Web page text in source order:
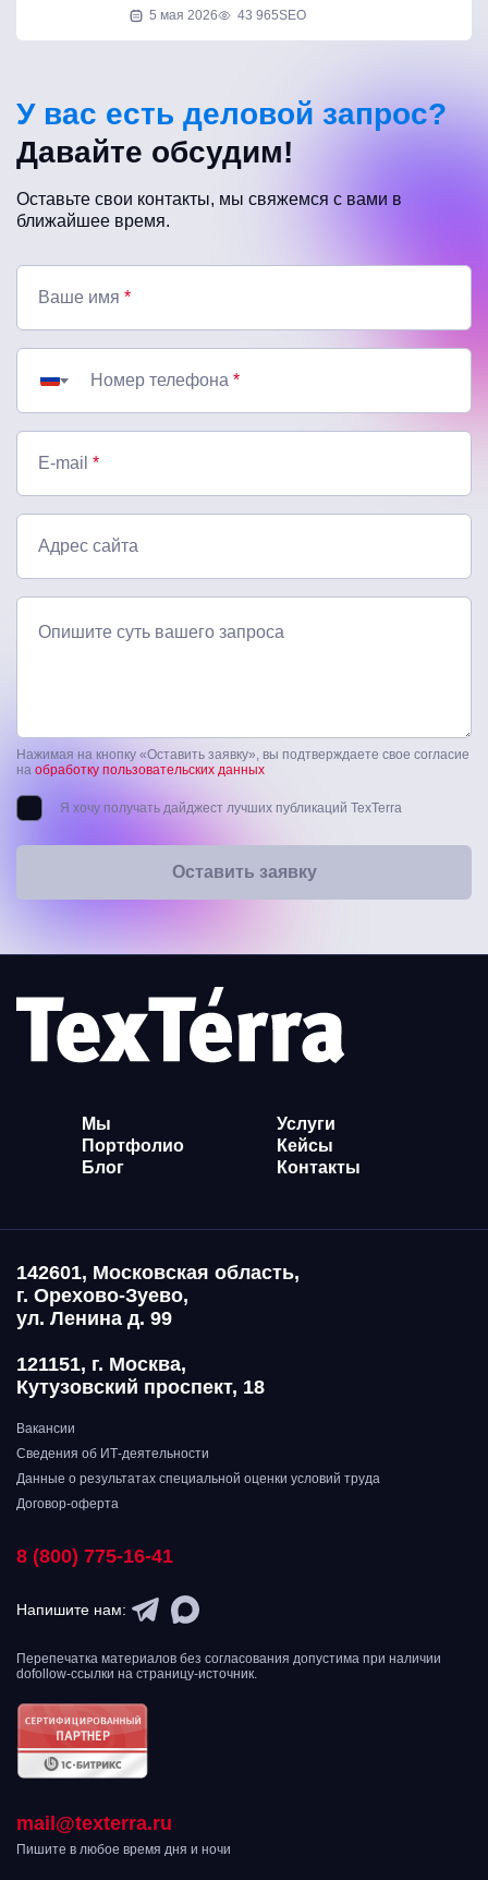
5 мая 2026 43 965SEO
У вас есть деловой запрос?
Давайте обсудим!
Оставьте свои контакты, мы свяжемся с вами в
ближайшее время.
Ваше имя *
Номер телефона *
E-mail *
Адрес сайта
Опишите суть вашего запроса
Нажимая на кнопку «Оставить заявку», вы подтверждаете свое согласие
на обработку пользовательских данных
Я хочу получать дайджест лучших публикаций TexTerra
Оставить заявку
Мы
Услуги
Портфолио
Кейсы
Блог
Контакты
142601, Московская область,
г. Орехово-Зуево,
ул. Ленина д. 99
121151, г. Москва,
Кутузовский проспект, 18
Вакансии
Сведения об ИТ-деятельности
Данные о результатах специальной оценки условий труда
Договор-оферта
8 (800) 775-16-41
Напишите нам:
Перепечатка материалов без согласования допустима при наличии
dofollow-ссылки на страницу-источник.
mail@texterra.ru
Пишите в любое время дня и ночи